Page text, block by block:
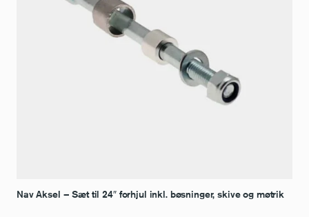
Nav Aksel – Sæt til 24″ forhjul inkl. bøsninger, skive og møtrik